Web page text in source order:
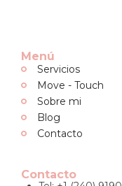
Menú
Servicios
Move - Touch
Sobre mi
Blog
Contacto
Contacto